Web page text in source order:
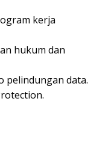
kerja
hukum dan
pelindungan data.